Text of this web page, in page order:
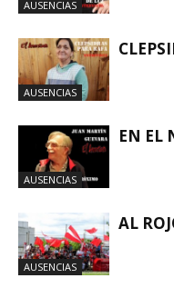
AUSENCIAS
AUSENCIAS
AUSENCIAS
EN EL
AUSENCIAS
AL